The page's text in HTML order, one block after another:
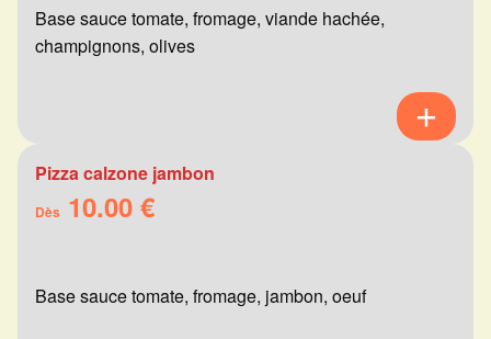
Base sauce tomate, fromage, viande hachée,
champignons, olives
Pizza calzone jambon
Dès 10.00 €
Base sauce tomate, fromage, jambon, oeuf